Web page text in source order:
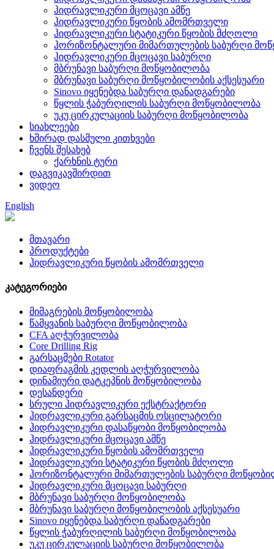
ჰიდრავლიკური მცოცავი ამწე
ჰიდრავლიკური წყობის ამომრთველი
ჰიდრავლიკური სტატიკური წყობის მძღოლი
ჰორიზონტალური მიმართულების საბურღი
ჰიდრავლიკური მცოცავი საბურღი
მბრუნავი საბურღი მოწყობილობა
მბრუნავი საბურღი მოწყობილობის აქსესუარი
Sinovo იყენებდა საბურღი დანადგარები
წყლის ჭაბურღილის საბურღი მოწყობილობა
უკუ ცირკულაციის საბურღი მოწყობილობა
სიახლეები
ხშირად დასმული კითხვები
ჩვენს შესახებ
ქარხნის ტური
დაგვიკავშირდით
ვიდეო
English
მთავარი
პროდუქტები
ჰიდრავლიკური წყობის ამომრთველი
კატეგორიები
მიმაგრების მოწყობილობა
წამყვანის საბურღი მოწყობილობა
CFA აღჭურვილობა
Core Drilling Rig
გარსაცმები Rotator
დიაფრაგმის კედლის აღჭურვილობა
დინამიური დატკეპნის მოწყობილობა
დესანდერი
სრული ჰიდრავლიკური ექსტრაქტორი
ჰიდრავლიკური გარსაცმის ოსცილატორი
ჰიდრავლიკური დასაწყობი მოწყობილობა
ჰიდრავლიკური მცოცავი ამწე
ჰიდრავლიკური წყობის ამომრთველი
ჰიდრავლიკური სტატიკური წყობის მძღოლი
ჰორიზონტალური მიმართულების საბურღი
ჰიდრავლიკური მცოცავი საბურღი
მბრუნავი საბურღი მოწყობილობა
მბრუნავი საბურღი მოწყობილობის აქსესუარი
Sinovo იყენებდა საბურღი დანადგარები
წყლის ჭაბურღილის საბურღი მოწყობილობა
უკუ ცირკულაციის საბურღი მოწყობილობა